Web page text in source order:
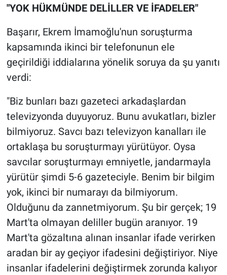
"YOK HÜKMÜNDE DELİLLER VE İFADELER"
Başarır, Ekrem İmamoğlu'nun soruşturma
kapsamında ikinci bir telefonunun ele
geçirildiği iddialarına yönelik soruya da şu yanıtı
verdi:
"Biz bunları bazı gazeteci arkadaşlardan
televizyonda duyuyoruz. Bunu avukatları, bizler
bilmiyoruz. Savcı bazı televizyon kanalları ile
ortaklaşa bu soruşturmayı yürütüyor. Oysa
savcılar soruşturmayı emniyetle, jandarmayla
yürütür şimdi 5-6 gazeteciyle. Benim bir bilgim
yok, ikinci bir numarayı da bilmiyorum.
Olduğunu da zannetmiyorum. Şu bir gerçek; 19
Mart'ta olmayan deliller bugün aranıyor. 19
Mart'ta gözaltına alınan insanlar ifade verirken
aradan bir ay geçiyor ifadesini değiştiriyor. Niye
insanlar ifadelerini değiştirmek zorunda kalıyor